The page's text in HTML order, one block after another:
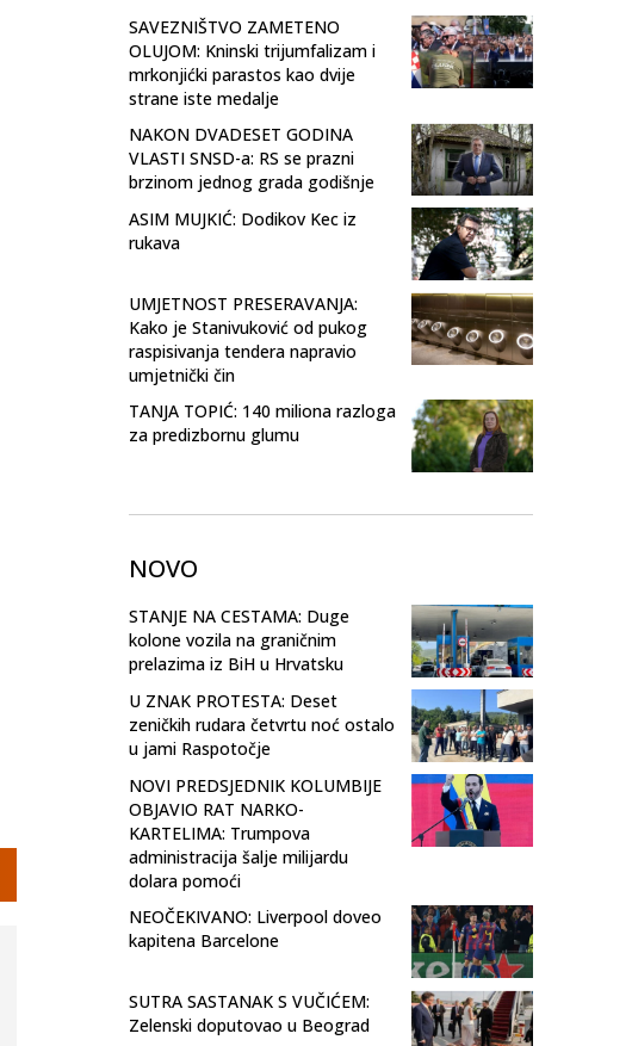
SAVEZNIŠTVO ZAMETENO
OLUJOM: Kninski trijumfalizam i
mrkonjićki parastos kao dvije
strane iste medalje
NAKON DVADESET GODINA
VLASTI SNSD-a: RS se prazni
brzinom jednog grada godišnje
ASIM MUJKIĆ: Dodikov Kec iz
rukava
UMJETNOST PRESERAVANJA:
Kako je Stanivuković od pukog
raspisivanja tendera napravio
umjetnički čin
TANJA TOPIĆ: 140 miliona razloga
za predizbornu glumu
NOVO
STANJE NA CESTAMA: Duge
kolone vozila na graničnim
prelazima iz BiH u Hrvatsku
U ZNAK PROTESTA: Deset
zeničkih rudara četvrtu noć ostalo
u jami Raspotočje
NOVI PREDSJEDNIK KOLUMBIJE
OBJAVIO RAT NARKO-
KARTELIMA: Trumpova
administracija šalje milijardu
dolara pomoći
NEOČEKIVANO: Liverpool doveo
kapitena Barcelone
SUTRA SASTANAK S VUČIĆEM:
Zelenski doputovao u Beograd